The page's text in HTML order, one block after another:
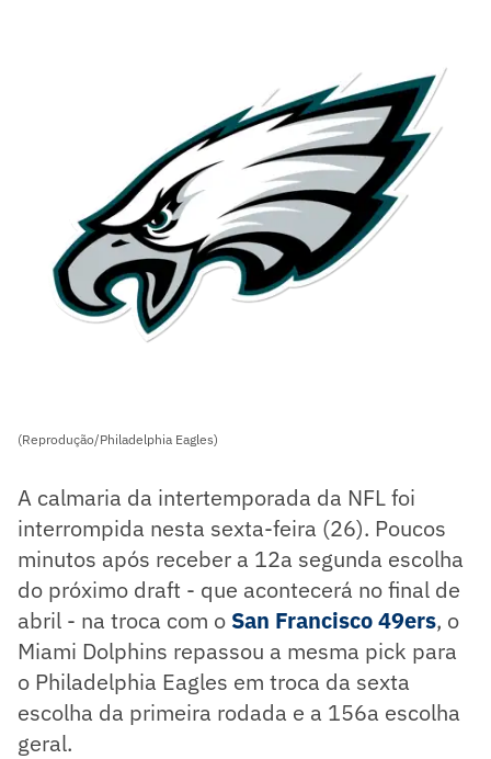
(Reprodução/Philadelphia Eagles)
A calmaria da intertemporada da NFL foi
interrompida nesta sexta-feira (26). Poucos
minutos após receber a 12a segunda escolha
do próximo draft - que acontecerá no final de
abril - na troca com o San Francisco 49ers, o
Miami Dolphins repassou a mesma pick para
o Philadelphia Eagles em troca da sexta
escolha da primeira rodada e a 156a escolha
geral.